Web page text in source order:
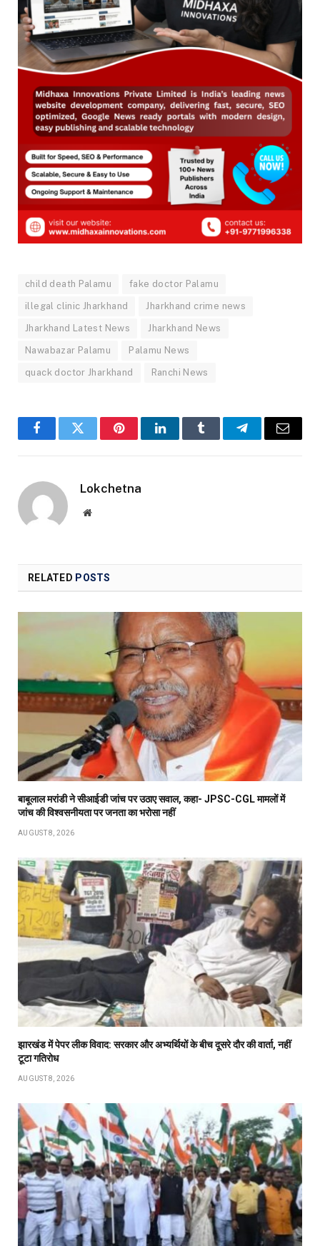
child death Palamu fake doctor Palamu
illegal clinic Jharkhand Jharkhand crime news
Jharkhand Latest News Jharkhand News
Nawabazar Palamu Palamu News
quack doctor Jharkhand Ranchi News
FacebookTwitter PinterestLinkedInTumblr TelegramEmail
Lokchetna
Website
RELATED POSTS
बाबूलाल मरांडी ने सीआईडी जांच पर उठाए सवाल, कहा- JPSC-CGL मामलों में
जांच की विश्वसनीयता पर जनता का भरोसा नहीं
AUGUST 8, 2026
झारखंड में पेपर लीक विवाद: सरकार और अभ्यर्थियों के बीच दूसरे दौर की वार्ता, नहीं
टूटा गतिरोध
AUGUST 8, 2026